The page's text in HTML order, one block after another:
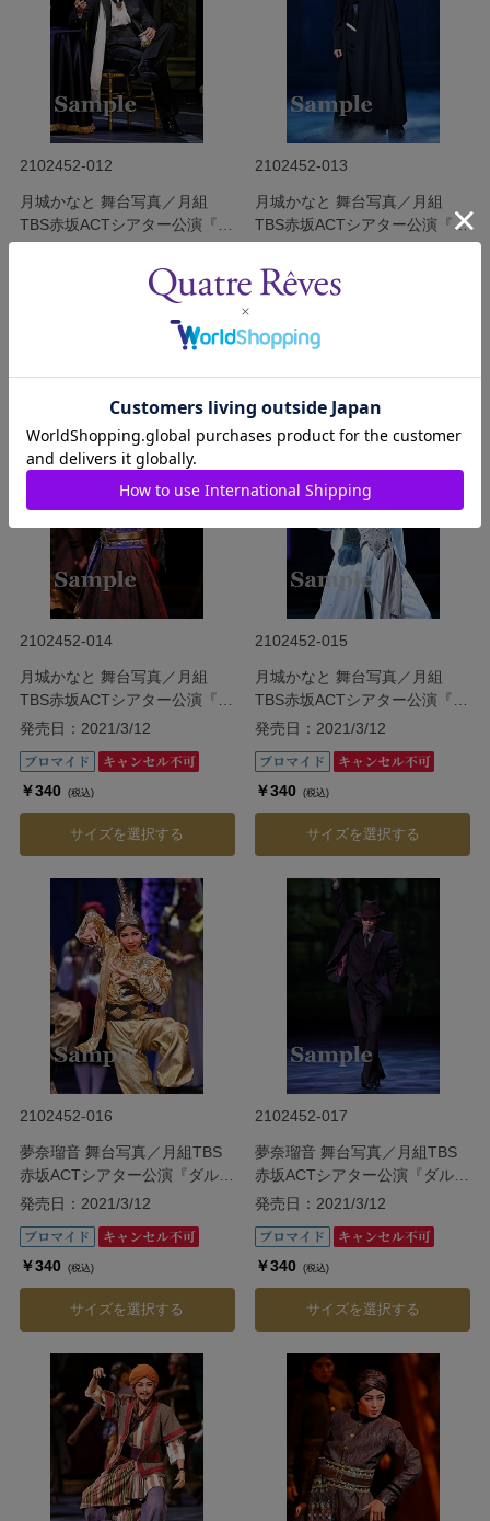
2102452-012
月城かなと 舞台写真／月組
TBS赤坂ACTシアター公演『ダ
ル・レークの恋』
2102452-013
月城かなと 舞台写真／月組
TBS赤坂ACTシアター公演『ダ
ル・レークの恋』
2102452-014
月城かなと 舞台写真／月組
TBS赤坂ACTシアター公演『ダ
ル・レークの恋』
発売日：2021/3/12
￥340 (税込)
サイズを選択する
2102452-015
月城かなと 舞台写真／月組
TBS赤坂ACTシアター公演『ダ
ル・レークの恋』
発売日：2021/3/12
￥340 (税込)
サイズを選択する
2102452-016
夢奈瑠音 舞台写真／月組TBS
赤坂ACTシアター公演『ダル・
レークの恋』
発売日：2021/3/12
￥340 (税込)
サイズを選択する
2102452-017
夢奈瑠音 舞台写真／月組TBS
赤坂ACTシアター公演『ダル・
レークの恋』
発売日：2021/3/12
￥340 (税込)
サイズを選択する